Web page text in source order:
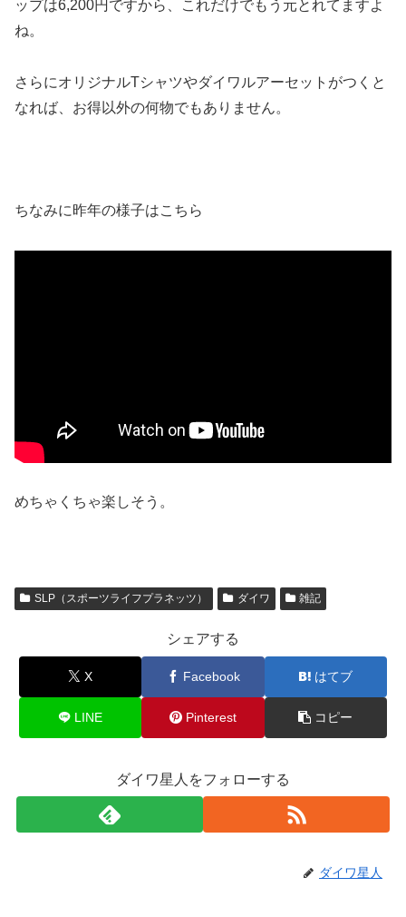
ップは6,200円ですから、これだけでもう元とれてますよ
ね。
さらにオリジナルTシャツやダイワルアーセットがつくと
なれば、お得以外の何物でもありません。
ちなみに昨年の様子はこちら
めちゃくちゃ楽しそう。
SLP（スポーツライフプラネッツ） ダイワ 雑記
シェアする
X Facebook はてブ
LINE Pinterest コピー
ダイワ星人をフォローする
ダイワ星人